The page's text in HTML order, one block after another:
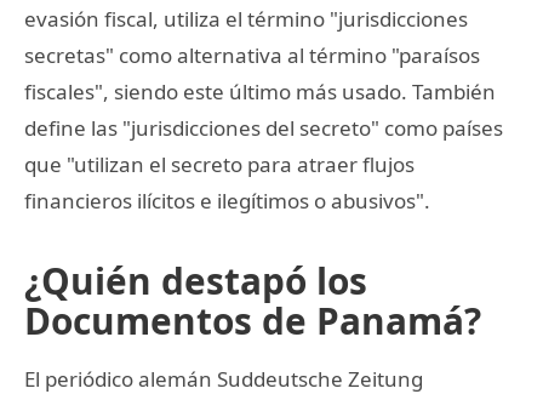
evasión fiscal, utiliza el término "jurisdicciones
secretas" como alternativa al término "paraísos
fiscales", siendo este último más usado. También
define las "jurisdicciones del secreto" como países
que "utilizan el secreto para atraer flujos
financieros ilícitos e ilegítimos o abusivos".
¿Quién destapó los
Documentos de Panamá?
El periódico alemán Suddeutsche Zeitung